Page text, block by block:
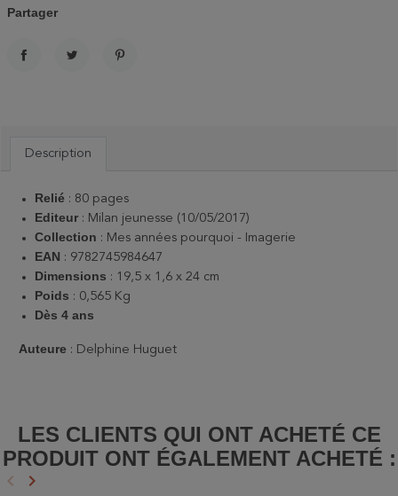
Partager
Description
Relié : 80 pages
Editeur : Milan jeunesse (10/05/2017)
Collection : Mes années pourquoi - Imagerie
EAN : 9782745984647
Dimensions : 19,5 x 1,6 x 24 cm
Poids : 0,565 Kg
Dès 4 ans
Auteure : Delphine Huguet
LES CLIENTS QUI ONT ACHETÉ CE
PRODUIT ONT ÉGALEMENT ACHETÉ :
Précédent
keyboard_arrow_left Suivant
keyboard_arrow_right